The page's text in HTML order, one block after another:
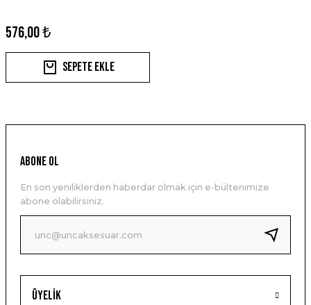
576,00 ₺
Sepete Ekle
Üyelik
ABONE OL
En son yeniliklerden haberdar olmak için e-bültenimize
abone olabilirsiniz.